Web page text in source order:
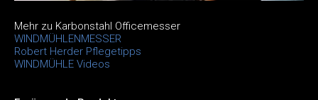
Mehr zu Karbonstahl Officemesser
WINDMÜHLENMESSER
Robert Herder Pflegetipps
WINDMÜHLE Videos